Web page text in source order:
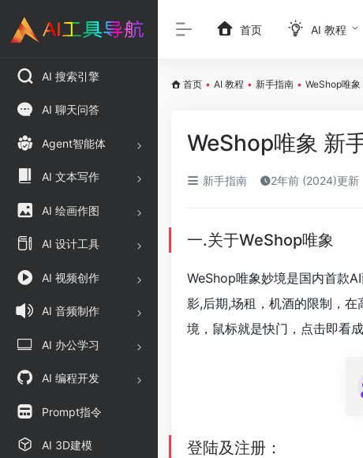
AI 搜索引擎
AI 聊天问答
Agent智能体
AI 文本写作
AI 绘画作图
AI 设计工具
AI 视频创作
AI 音频制作
AI 办公学习
AI 编程开发
Prompt指令
AI 3D建模
首页 AI 教程
首页 • AI 教程 • 新手指南 • WeShop唯
WeShop唯象 新
新手指南 2年前 (2024)更新
一.关于WeShop唯象
WeShop唯象妙境是国内首款
影,后期,场租，机酒的限制，
境，鼠标就是快门，点击即看成
登陆及注册：